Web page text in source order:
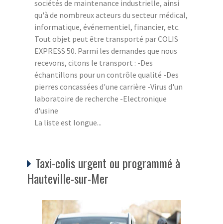
sociétés de maintenance industrielle, ainsi
qu'à de nombreux acteurs du secteur médical,
informatique, événementiel, financier, etc.
Tout objet peut être transporté par COLIS
EXPRESS 50. Parmi les demandes que nous
recevons, citons le transport : -Des
échantillons pour un contrôle qualité -Des
pierres concassées d'une carrière -Virus d'un
laboratoire de recherche -Electronique
d'usine
La liste est longue...
Taxi-colis urgent ou programmé à
Hauteville-sur-Mer